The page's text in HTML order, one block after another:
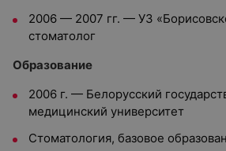
2006 — 2007 гг. — УЗ
стоматолог
Образование
2006 г. — Белорусский
медицинский университет
Стоматология, базовое